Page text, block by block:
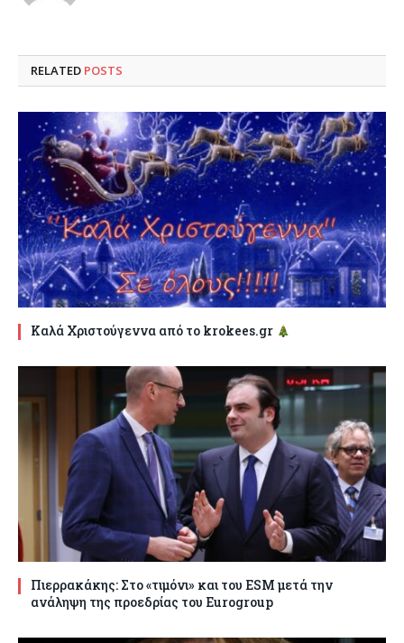
RELATED POSTS
Καλά Χριστούγεννα από το krokees.gr
Πιερρακάκης: Στο «τιμόνι» και του ESM μετά την
ανάληψη της προεδρίας του Eurogroup